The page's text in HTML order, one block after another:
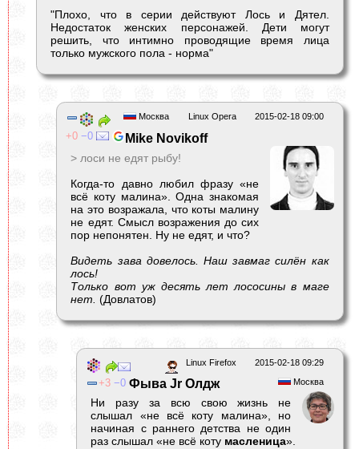
"Плохо, что в серии действуют Лось и Дятел.
Недостаток женских персонажей. Дети могут
решить, что интимно проводящие время лица
только мужского пола - норма"
2015-02-18 09:00
Linux Opera
Москва
0 0 Mike Novikoff
> лоси не едят рыбу!
Когда-то давно любил фразу «не
всё коту малина». Одна знакомая
на это возражала, что коты малину
не едят. Смысл возражения до сих
пор непонятен. Ну не едят, и что?
Видеть зава довелось. Наш завмаг силён как
лось!
Только вот уж десять лет лососины в маге
нет. (Довлатов)
2015-02-18 09:29
Linux Firefox
Москва
3 0 Фыва Jr Олдж
Ни разу за всю свою жизнь не
слышал «не всё коту малина», но
начиная с раннего детства не один
раз слышал «не всё коту масленица».